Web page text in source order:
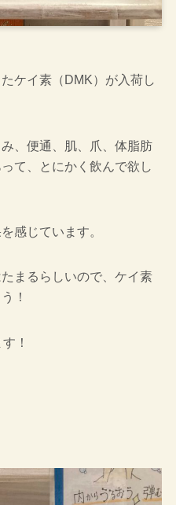
ケイ素（DMK）が入荷し
、便通、肌、爪、体脂肪
て、とにかく飲んで欲し
感じています。
まるらしいので、ケイ素
！
！